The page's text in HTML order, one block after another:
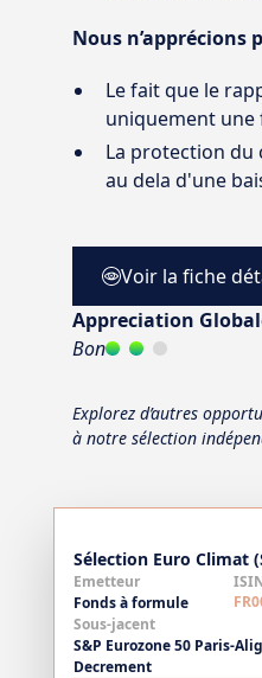
Nous n’apprécions
Le fait que le
uniquement une
La protection du
au dela d'une
Voir la fiche
Appreciation
Bon
Explorez d’autres
à notre sélection
Sélection Euro Climat
Emetteur
Fonds à formule
Sous-jacent
S&P Eurozone 50 Paris-
Decrement